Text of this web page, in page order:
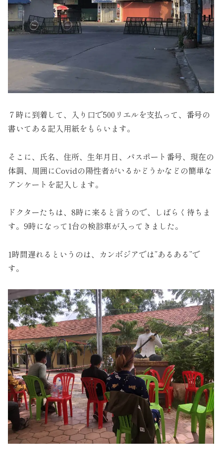
７時に到着して、入り口で500リエルを支払って、番号の
書いてある記入用紙をもらいます。
そこに、氏名、住所、生年月日、パスポート番号、現在の
体調、周囲にCovidの陽性者がいるかどうかなどの簡単な
アンケートを記入します。
ドクターたちは、8時に来ると言うので、しばらく待ちま
す。9時になって1台の検診車が入ってきました。
1時間遅れるというのは、カンボジアでは”あるある”で
す。